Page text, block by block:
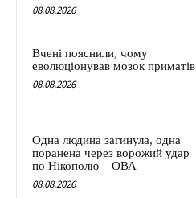
08.08.2026
Вчені пояснили, чому
еволюціонував мозок приматів
08.08.2026
Одна людина загинула, одна
поранена через ворожий удар
по Нікополю – ОВА
08.08.2026